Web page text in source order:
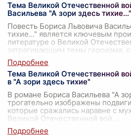
Тема Великой Отечественной
Васильева "А зори здесь тихие..."
Повесть Бориса Львовича
тихие..." является ключевым
литературе о Великой
затрагивающим темы героизма,
Тема Великой Отечественной
в "А зори здесь тихие"
В романе Бориса Васильева "А
трогательно изображены
которые сражались наравне с
Великой Отечественной вой